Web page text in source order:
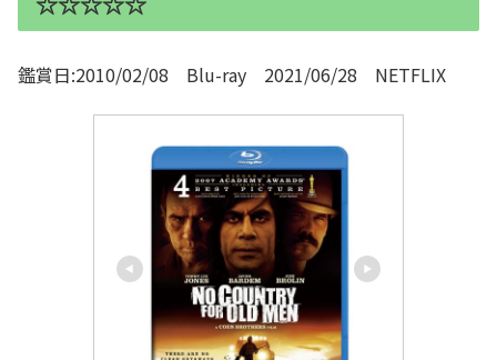
鑑賞日:2010/02/08 Blu-ray 2021/06/28 NETFLIX